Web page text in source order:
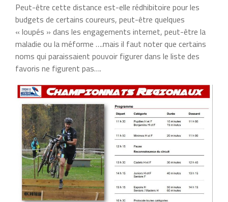
Peut-être cette distance est-elle rédhibitoire pour les
budgets de certains coureurs, peut-être quelques
« loupés » dans les engagements internet, peut-être la
maladie ou la méforme ….mais il faut noter que certains
noms qui paraissaient pouvoir figurer dans le liste des
favoris ne figurent pas….